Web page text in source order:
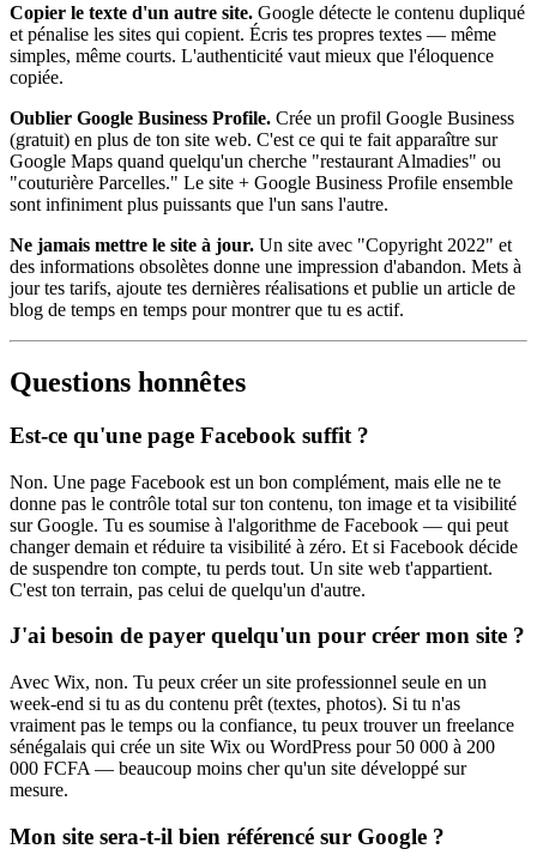
Copier le texte d'un autre site. Google détecte le contenu dupliqué
et pénalise les sites qui copient. Écris tes propres textes — même
simples, même courts. L'authenticité vaut mieux que l'éloquence
copiée.
Oublier Google Business Profile. Crée un profil Google Business
(gratuit) en plus de ton site web. C'est ce qui te fait apparaître sur
Google Maps quand quelqu'un cherche "restaurant Almadies" ou
"couturière Parcelles." Le site + Google Business Profile ensemble
sont infiniment plus puissants que l'un sans l'autre.
Ne jamais mettre le site à jour. Un site avec "Copyright 2022" et
des informations obsolètes donne une impression d'abandon. Mets à
jour tes tarifs, ajoute tes dernières réalisations et publie un article de
blog de temps en temps pour montrer que tu es actif.
Questions honnêtes
Est-ce qu'une page Facebook suffit ?
Non. Une page Facebook est un bon complément, mais elle ne te
donne pas le contrôle total sur ton contenu, ton image et ta visibilité
sur Google. Tu es soumise à l'algorithme de Facebook — qui peut
changer demain et réduire ta visibilité à zéro. Et si Facebook décide
de suspendre ton compte, tu perds tout. Un site web t'appartient.
C'est ton terrain, pas celui de quelqu'un d'autre.
J'ai besoin de payer quelqu'un pour créer mon site ?
Avec Wix, non. Tu peux créer un site professionnel seule en un
week-end si tu as du contenu prêt (textes, photos). Si tu n'as
vraiment pas le temps ou la confiance, tu peux trouver un freelance
sénégalais qui crée un site Wix ou WordPress pour 50 000 à 200
000 FCFA — beaucoup moins cher qu'un site développé sur
mesure.
Mon site sera-t-il bien référencé sur Google ?